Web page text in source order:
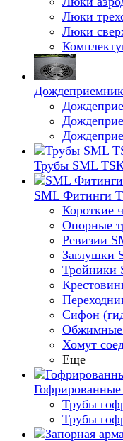
Люки
Люки
Трубы SML
SML Фитинги
Короткие
Опорные
Ревизии
Заглушки
Тройники
Сифон
Хомут
Еще
Трубы
Трубы